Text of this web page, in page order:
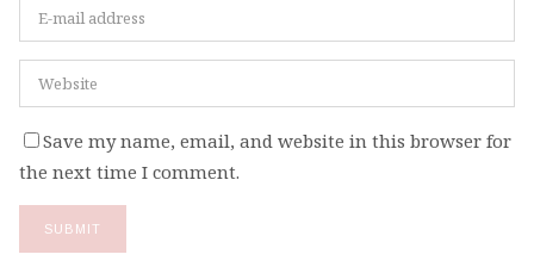
Save my name, email, and website in this browser for
the next time I comment.